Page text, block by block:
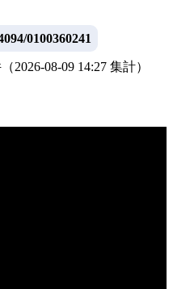
0100360241
（2026-08-09 14:27 集計）